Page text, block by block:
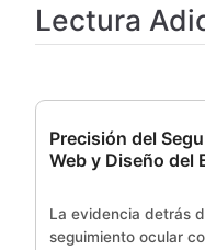
Lectura
Precisión del
Web y Diseño del
La evidencia detrás
seguimiento ocular